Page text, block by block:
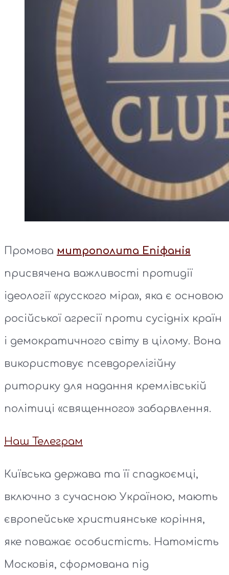
Промова митрополита Епіфанія
присвячена важливості протидії
ідеології «русского міра», яка є основою
російської агресії проти сусідніх країн
і демократичного світу в цілому. Вона
використовує псевдорелігійну
риторику для надання кремлівській
політиці «священного» забарвлення.
Наш Телеграм
Київська держава та її спадкоємці,
включно з сучасною Україною, мають
європейське християнське коріння,
яке поважає особистість. Натомість
Московія, сформована під